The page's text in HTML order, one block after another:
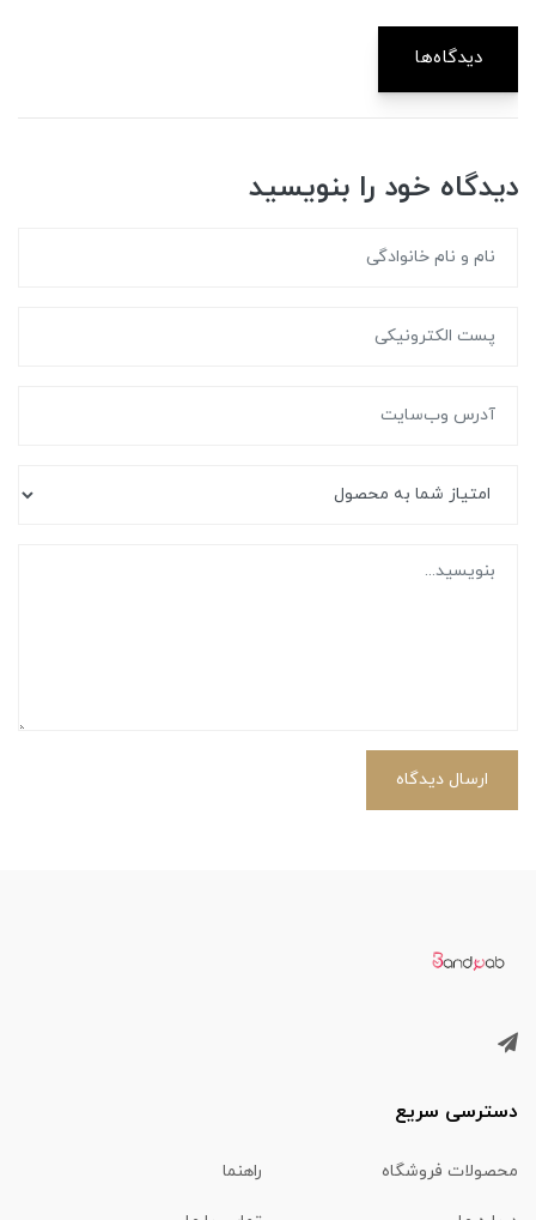
دیدگاه‌ها
دیدگاه خود را بنویسید
ارسال دیدگاه
دسترسی سریع
محصولات فروشگاه راهنما